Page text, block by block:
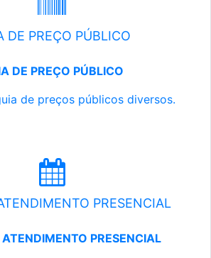
DE PREÇO PÚBLICO
DE PREÇO PÚBLICO
de preços públicos diversos.
PRESENCIAL
PRESENCIAL